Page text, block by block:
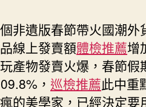
非遺版春節帶火國潮外
線上發賣額體檢推薦增
產物發賣火爆，春節假
， 巡檢推薦此中重
的美學家，已經決定要